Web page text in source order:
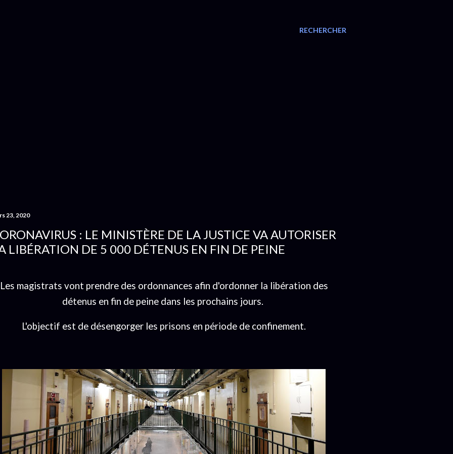
RECHERCHER
23, 2020
: LE MINISTÈRE DE LA JUSTICE VA AUTORISER
LIBÉRATION DE 5 000 DÉTENUS EN FIN DE PEINE
Les magistrats vont prendre des ordonnances afin d'ordonner la libération des
détenus en fin de peine dans les prochains jours.
L'objectif est de désengorger les prisons en période de confinement.